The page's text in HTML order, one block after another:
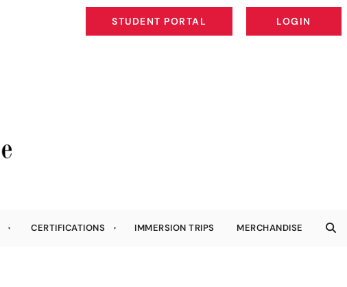
STUDENT PORTAL
STUDENT PORTAL
LOGIN
LOGIN
CERTIFICATIONS IMMERSION TRIPS MERCHANDISE